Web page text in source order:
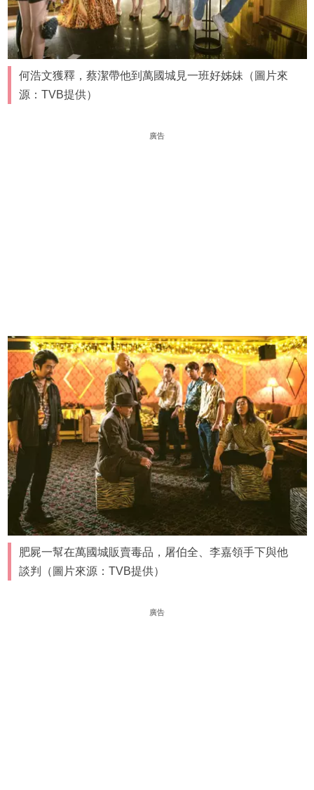
何浩文獲釋，蔡潔帶他到萬國城見一班好姊妹（圖片來
源：TVB提供）
廣告
肥屍一幫在萬國城販賣毒品，屠伯全、李嘉領手下與他
談判（圖片來源：TVB提供）
廣告